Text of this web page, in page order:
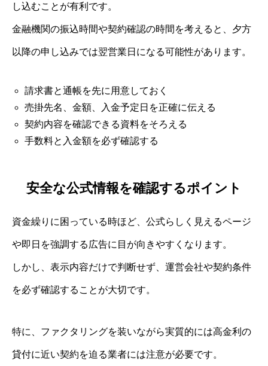
し込むことが有利です。
金融機関の振込時間や契約確認の時間を考えると、夕方
以降の申し込みでは翌営業日になる可能性があります。
請求書と通帳を先に用意しておく
売掛先名、金額、入金予定日を正確に伝える
契約内容を確認できる資料をそろえる
手数料と入金額を必ず確認する
安全な公式情報を確認するポイント
資金繰りに困っている時ほど、公式らしく見えるページ
や即日を強調する広告に目が向きやすくなります。
しかし、表示内容だけで判断せず、運営会社や契約条件
を必ず確認することが大切です。
特に、ファクタリングを装いながら実質的には高金利の
貸付に近い契約を迫る業者には注意が必要です。